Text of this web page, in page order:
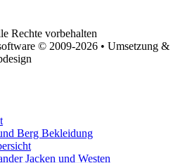
Rechte vorbehalten
© 2009-2026 • Umsetzung &
Berg Bekleidung
Jacken und Westen